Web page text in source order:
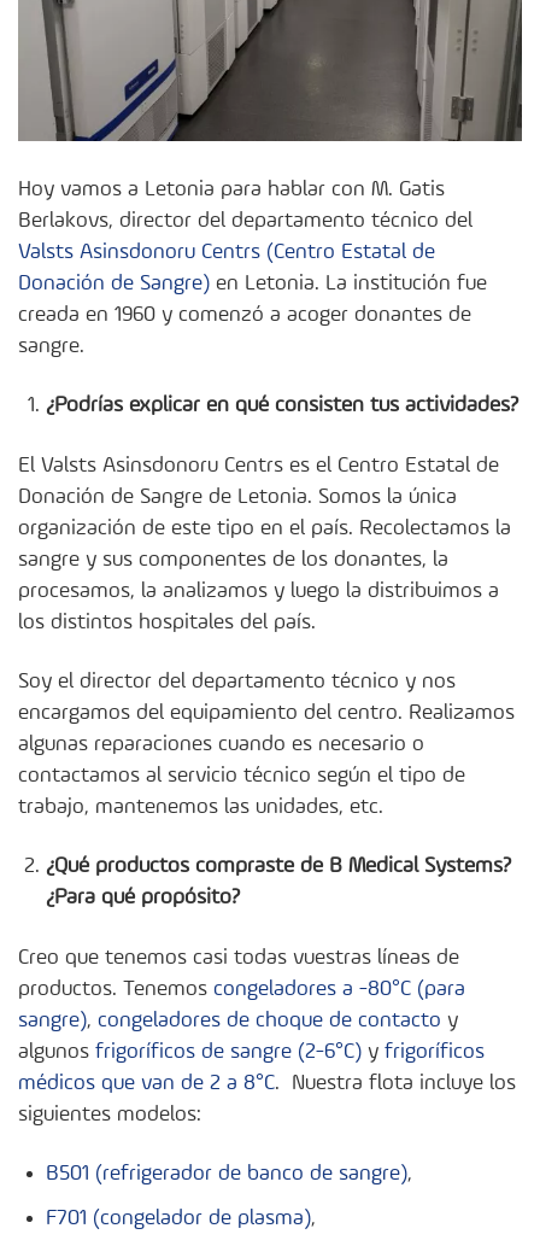
Hoy vamos a Letonia para hablar con M. Gatis
Berlakovs, director del departamento técnico del
Valsts Asinsdonoru Centrs (Centro Estatal de
Donación de Sangre) en Letonia. La institución fue
creada en 1960 y comenzó a acoger donantes de
sangre.
¿Podrías explicar en qué consisten tus actividades?
El Valsts Asinsdonoru Centrs es el Centro Estatal de
Donación de Sangre de Letonia. Somos la única
organización de este tipo en el país. Recolectamos la
sangre y sus componentes de los donantes, la
procesamos, la analizamos y luego la distribuimos a
los distintos hospitales del país.
Soy el director del departamento técnico y nos
encargamos del equipamiento del centro. Realizamos
algunas reparaciones cuando es necesario o
contactamos al servicio técnico según el tipo de
trabajo, mantenemos las unidades, etc.
¿Qué productos compraste de B Medical Systems?
¿Para qué propósito?
Creo que tenemos casi todas vuestras líneas de
productos. Tenemos congeladores a -80°C (para
sangre), congeladores de choque de contacto y
algunos frigoríficos de sangre (2-6°C) y frigoríficos
médicos que van de 2 a 8°C. Nuestra flota incluye los
siguientes modelos:
B501 (refrigerador de banco de sangre),
F701 (congelador de plasma),